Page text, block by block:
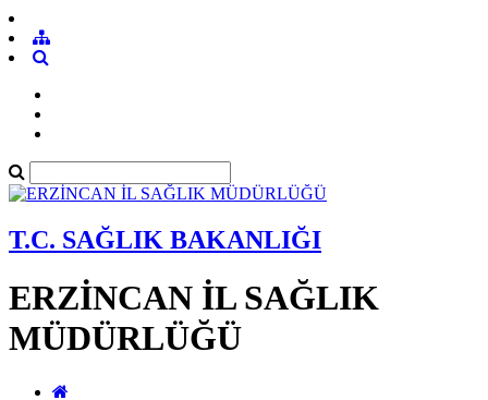
T.C. SAĞLIK BAKANLIĞI
ERZİNCAN İL SAĞLIK
MÜDÜRLÜĞÜ